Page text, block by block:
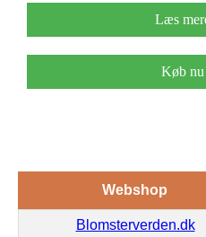
Læs
Køb nu
Webshop
Blomsterverden.dk